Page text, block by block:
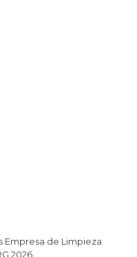
Empresa de Limpieza
2026